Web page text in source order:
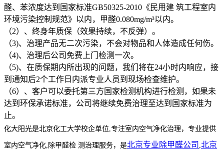
醛、苯浓度达到国家标准GB50325-2010《民用建 筑工程室内
环境污染控制规范》以内，甲醛0.080mg/m³以内。
（2）、终身年质保（效果持续，不反弹）。
（3)、治理产品无二次污染，不会对物品和人体造成任何伤。
（4)、治理后公司免费上门检测一次。
（5)、在质保期内所出现的问题，我们将在24小时内响应，接
到通知后2个工作日内派专业人员到现场检查维护。
（6）、客户可以委托第三方国家检测机构进行检测，如果未
达到环保承诺标准，公司将继续免费治理至达到国家标准为
止。
化大阳光是北京化工大学校企单位, 专注室内空气净化治理， 专业提供
室内空气净化,除甲醛检 测治理服务，是北京专业除甲醛公司 北京